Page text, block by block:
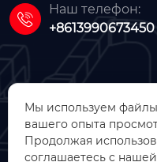

Наш телефон:
+8613990673450
ООО
Мы используем
вашего опыта
Продолжая
соглашаетесь с нашей